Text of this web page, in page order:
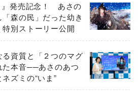
』発売記念！ あさの
森の民」だった幼き
別ストーリー公開
資質と「２つのマグ
た本音──あさのあつ
ズミの“いま”